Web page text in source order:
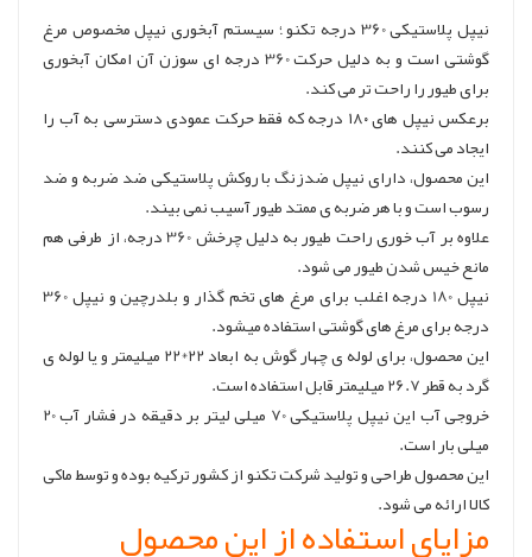
نیپل پلاستیکی 360 درجه تکنو ؛
سیستم آبخوری نیپل مخصوص مرغ
گوشتی است و به دلیل حرکت 360 درجه ای سوزن آن امکان آبخوری
برای طیور را راحت تر می کند.
برعکس نیپل های ۱۸۰ درجه که فقط حرکت عمودی دسترسی به آب را
ایجاد می کنند.
این محصول، دارای نیپل ضدزنگ با روکش پلاستیکی ضد ضربه و ضد
رسوب است و با هر ضربه ی ممتد طیور آسیب نمی بیند.
علاوه بر آب خوری راحت طیور به دلیل چرخش 360 درجه، از طرفی هم
مانع خیس شدن طیور می شود.
نیپل 180 درجه اغلب برای مرغ های تخم گذار و بلدرچین و نیپل 360
درجه برای مرغ های گوشتی استفاده میشود.
این محصول، برای لوله ی چهار گوش به ابعاد 22*22 میلیمتر و یا لوله ی
گرد به قطر 26.7 میلیمتر قابل استفاده است.
خروجی آب این نیپل پلاستیکی 70 میلی لیتر بر دقیقه در فشار آب 20
میلی بار است.
این محصول طراحی و تولید شرکت تکنو از کشور ترکیه بوده و توسط ماکی
کالا ارائه می شود.
مزایای استفاده از این محصول